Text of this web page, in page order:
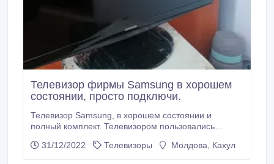
Телевизор фирмы Samsung в хорошем
состоянии, просто подключи.
Телевизор Samsung, в хорошем состоянии и
полный комплект. Телевизором пользовались
беспокоиться..
31/12/2022 Телевизоры Молдова, Кахул